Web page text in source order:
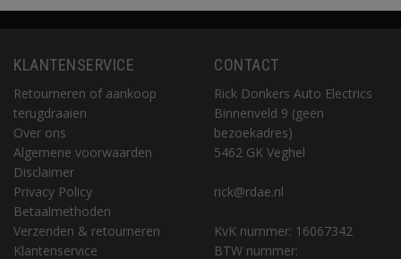
KLANTENSERVICE
Retourneren of aankoop
terugdraaien
Over ons
Algemene voorwaarden
Disclaimer
Privacy Policy
Betaalmethoden
Verzenden & retourneren
Klantenservice
CONTACT
Rick Donkers Auto Electrics
Binnenveld 9 (geen
bezoekadres)
5462 GK Veghel
rick@rdae.nl
KvK nummer: 16067342
BTW nummer: